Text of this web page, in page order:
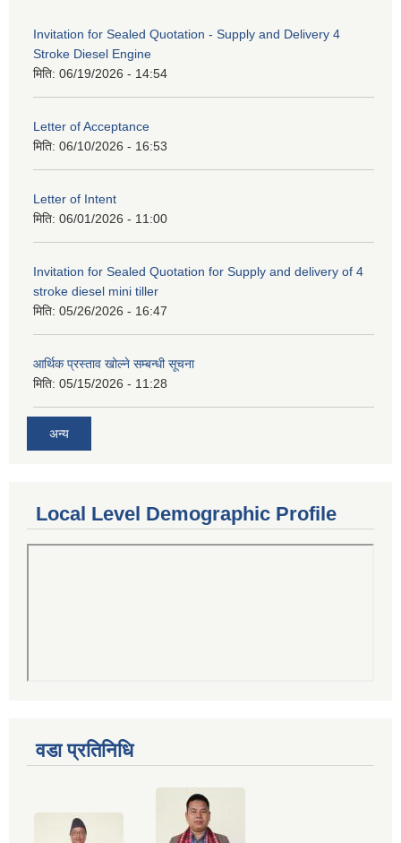
Invitation for Sealed Quotation - Supply and Delivery 4
Stroke Diesel Engine
मिति: 06/19/2026 - 14:54
Letter of Acceptance
मिति: 06/10/2026 - 16:53
Letter of Intent
मिति: 06/01/2026 - 11:00
Invitation for Sealed Quotation for Supply and delivery of 4
stroke diesel mini tiller
मिति: 05/26/2026 - 16:47
आर्थिक प्रस्ताव खोल्ने सम्बन्धी सूचना
मिति: 05/15/2026 - 11:28
अन्य
Local Level Demographic Profile
वडा प्रतिनिधि